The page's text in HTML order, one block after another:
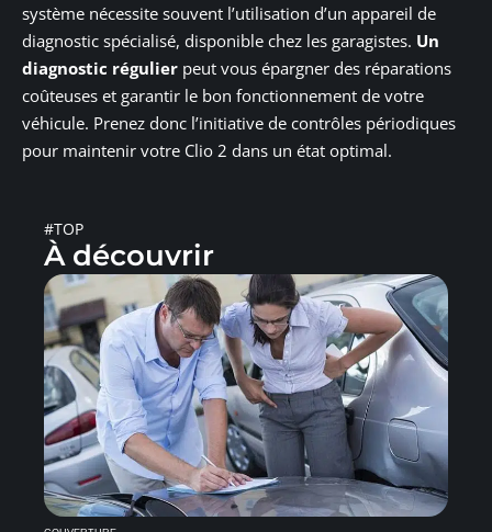
système nécessite souvent l’utilisation d’un appareil de
diagnostic spécialisé, disponible chez les garagistes. Un
diagnostic régulier peut vous épargner des réparations
coûteuses et garantir le bon fonctionnement de votre
véhicule. Prenez donc l’initiative de contrôles périodiques
pour maintenir votre Clio 2 dans un état optimal.
#TOP
À découvrir